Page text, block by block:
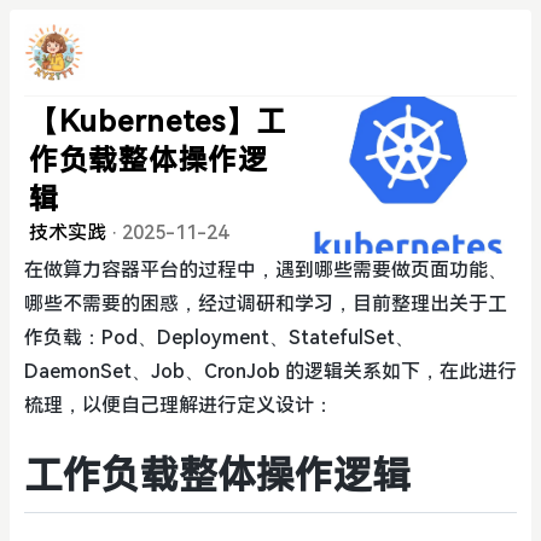
【Kubernetes】工
作负载整体操作逻
辑
技术实践 · 2025-11-24
在做算力容器平台的过程中，遇到哪些需要做页面功能、
哪些不需要的困惑，经过调研和学习，目前整理出关于工
作负载：Pod、Deployment、StatefulSet、
DaemonSet、Job、CronJob 的逻辑关系如下，在此进行
梳理，以便自己理解进行定义设计：
工作负载整体操作逻辑